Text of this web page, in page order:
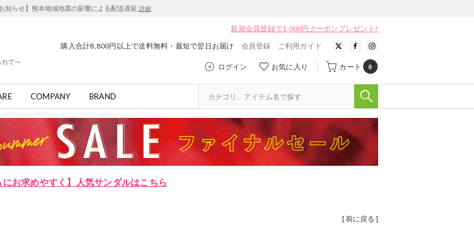
お知らせ】熊本地域地震の影響による配送遅延 詳細
新規会員登録で1,000円クーポンプレゼント!
購入合計8,800円以上で送料無料・最短で翌日お届け
会員登録 ご利用ガイド
ログイン お気に入り カート 0
COMPANY BRAND
にお求めやすく】人気サンダルはこちら
[ 前に戻る ]